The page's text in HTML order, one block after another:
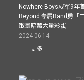
Nowhere Boys成军9年
Beyond 专属Band房「
取景暗藏大量彩蛋
2024-06-14
更多